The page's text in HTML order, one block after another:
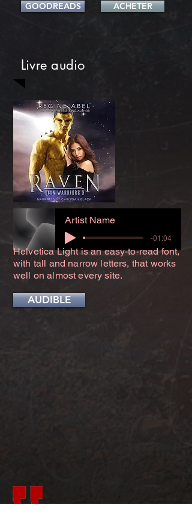
GOODREADS ACHETER
Livre audio
Artist Name
-01:04
Helvetica Light is an easy-to-read font,
with tall and narrow letters, that works
well on almost every site.
AUDIBLE